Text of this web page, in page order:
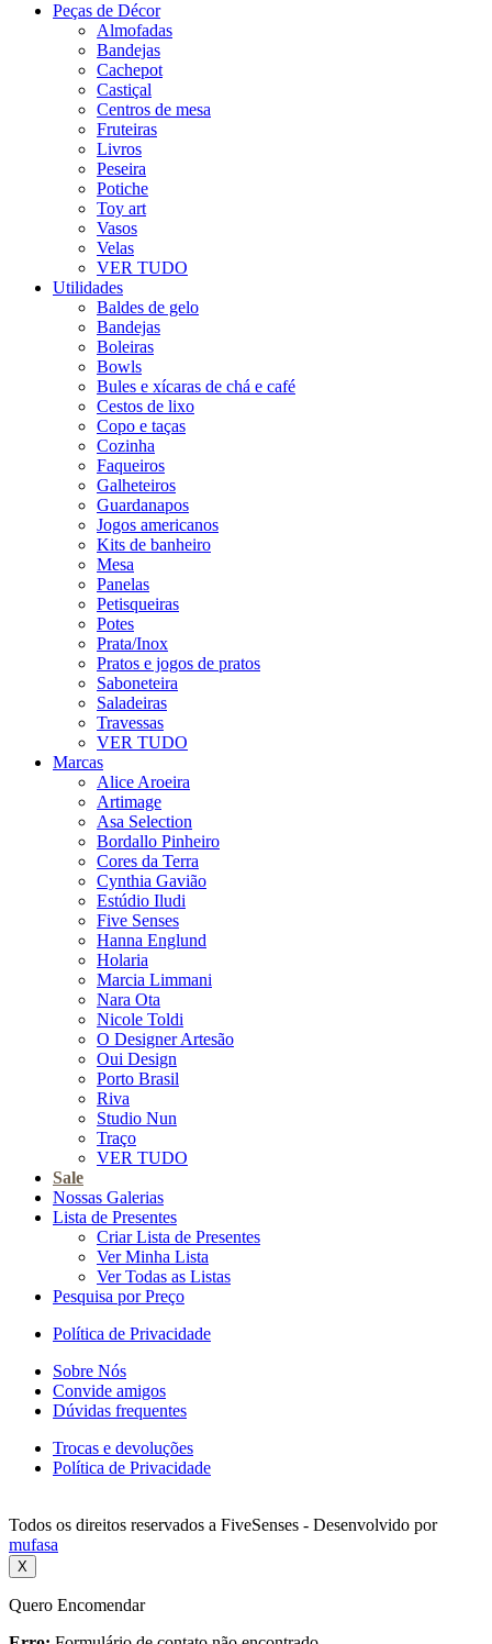
Peças de Décor
Almofadas
Bandejas
Cachepot
Castiçal
Centros de mesa
Fruteiras
Livros
Peseira
Potiche
Toy art
Vasos
Velas
VER TUDO
Utilidades
Baldes de gelo
Bandejas
Boleiras
Bowls
Bules e xícaras de chá e café
Cestos de lixo
Copo e taças
Cozinha
Faqueiros
Galheteiros
Guardanapos
Jogos americanos
Kits de banheiro
Mesa
Panelas
Petisqueiras
Potes
Prata/Inox
Pratos e jogos de pratos
Saboneteira
Saladeiras
Travessas
VER TUDO
Marcas
Alice Aroeira
Artimage
Asa Selection
Bordallo Pinheiro
Cores da Terra
Cynthia Gavião
Estúdio Iludi
Five Senses
Hanna Englund
Holaria
Marcia Limmani
Nara Ota
Nicole Toldi
O Designer Artesão
Oui Design
Porto Brasil
Riva
Studio Nun
Traço
VER TUDO
Sale
Nossas Galerias
Lista de Presentes
Criar Lista de Presentes
Ver Minha Lista
Ver Todas as Listas
Pesquisa por Preço
Política de Privacidade
Sobre Nós
Convide amigos
Dúvidas frequentes
Trocas e devoluções
Política de Privacidade
Todos os direitos reservados a FiveSenses - Desenvolvido por
mufasa
X
Quero Encomendar